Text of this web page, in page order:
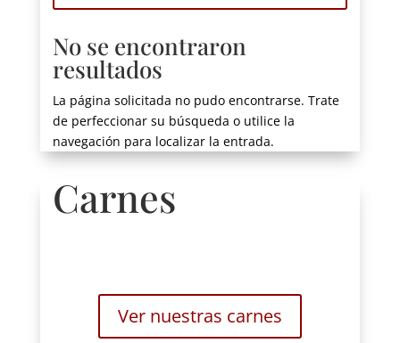
No se encontraron
resultados
La página solicitada no pudo encontrarse. Trate
de perfeccionar su búsqueda o utilice la
navegación para localizar la entrada.
Carnes
Ver nuestras carnes